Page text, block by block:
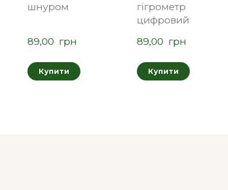
шнуром
89,00  грн
Купити
гігрометр
цифровий
89,00  грн
Купити